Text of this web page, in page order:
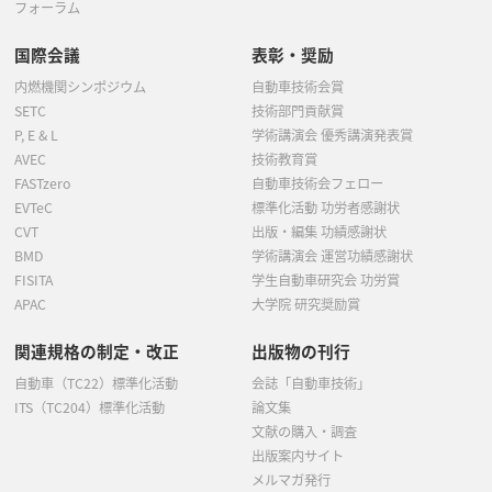
フォーラム
国際会議
内燃機関シンポジウム
SETC
P, E & L
AVEC
FASTzero
EVTeC
CVT
BMD
FISITA
APAC
表彰・奨励
自動車技術会賞
技術部門貢献賞
学術講演会 優秀講演発表賞
技術教育賞
自動車技術会フェロー
標準化活動 功労者感謝状
出版・編集 功績感謝状
学術講演会 運営功績感謝状
学生自動車研究会 功労賞
大学院 研究奨励賞
関連規格の制定・改正
自動車（TC22）標準化活動
ITS（TC204）標準化活動
出版物の刊行
会誌「自動車技術」
論文集
文献の購入・調査
出版案内サイト
メルマガ発行